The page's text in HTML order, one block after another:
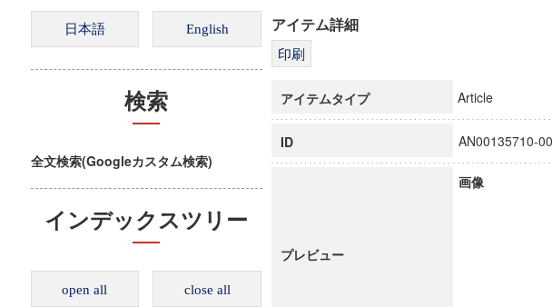
検索
全文検索(Googleカスタム検索)
インデックスツリー
open all close all
アイテム詳細
アイテムタイプ Article
ID AN00135710-
プレビュー
画像